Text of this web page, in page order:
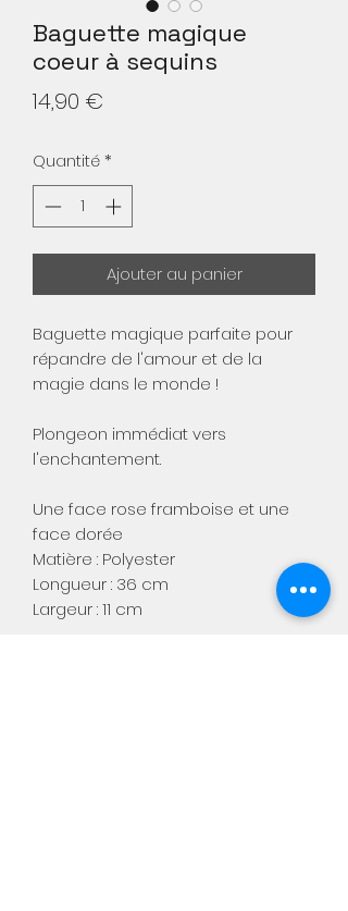
Baguette magique
coeur à sequins
14,90 €
Quantité *
Ajouter au panier
Baguette magique parfaite pour
répandre de l'amour et de la
magie dans le monde !
Plongeon immédiat vers
l'enchantement.
Une face rose framboise et une
face dorée
Matière : Polyester
Longueur : 36 cm
Largeur : 11 cm